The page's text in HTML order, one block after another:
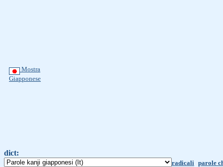
Mostra
Giapponese
dict:
radicali parole